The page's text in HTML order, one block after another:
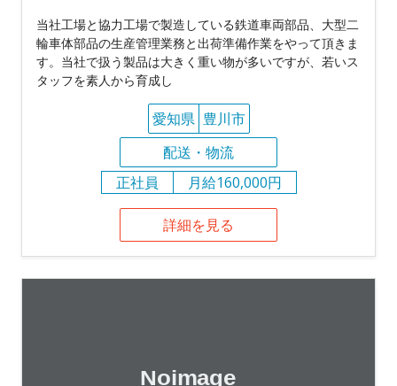
当社工場と協力工場で製造している鉄道車両部品、大型二
輪車体部品の生産管理業務と出荷準備作業をやって頂きま
す。当社で扱う製品は大きく重い物が多いですが、若いス
タッフを素人から育成し
愛知県 豊川市
配送・物流
正社員
月給160,000円
詳細を見る